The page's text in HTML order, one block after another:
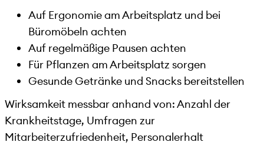
Auf Ergonomie am Arbeitsplatz und bei
Büromöbeln achten
Auf regelmäßige Pausen achten
Für Pflanzen am Arbeitsplatz sorgen
Gesunde Getränke und Snacks bereitstellen
Wirksamkeit messbar anhand von: Anzahl der
Krankheitstage, Umfragen zur
Mitarbeiterzufriedenheit, Personalerhalt